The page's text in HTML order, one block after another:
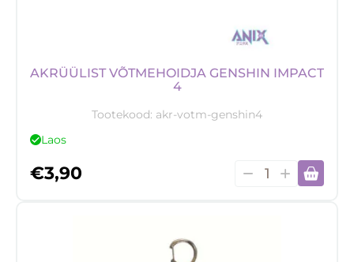
AKRÜÜLIST VÕTMEHOIDJA GENSHIN IMPACT
4
Tootekood: akr-votm-genshin4
Laos
€3,90
Akrüülist
võtmehoidja